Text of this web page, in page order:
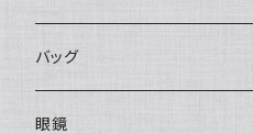
バッグ
眼鏡